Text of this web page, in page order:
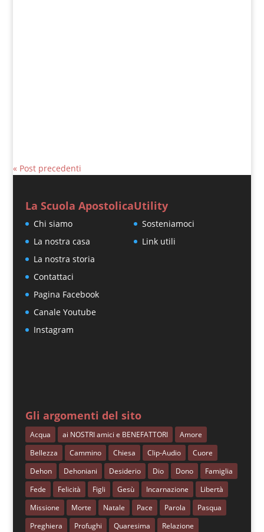
« Post precedenti
La Scuola Apostolica
Chi siamo
La nostra casa
La nostra storia
Contattaci
Pagina Facebook
Canale Youtube
Instagram
Utility
Sosteniamoci
Link utili
Gli argomenti del sito
Acqua ai NOSTRI amici e BENEFATTORI
Amore
Bellezza
Cammino Chiesa Clip-Audio
Cuore
Dehon
Dehoniani Desiderio Dio Dono
Famiglia
Fede
Felicità Figli Gesù Incarnazione
Libertà
Missione
Morte Natale Pace Parola
Pasqua
Preghiera
Profughi Quaresima
Relazione